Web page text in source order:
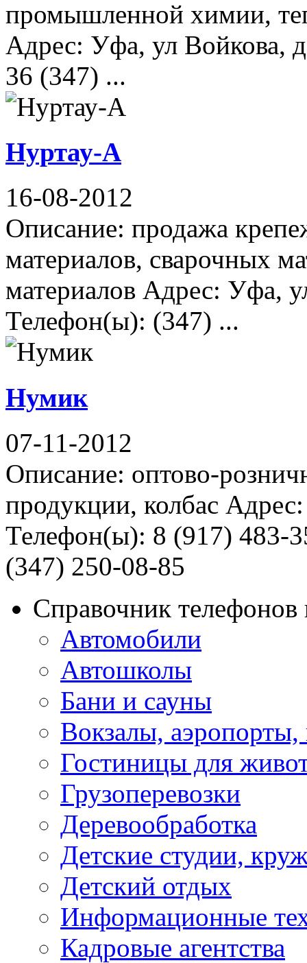
промышленной химии,
Адрес: Уфа, ул Войкова,
36 (347) ...
Нуртау-А
16-08-2012
Описание: продажа
материалов, сварочных
материалов Адрес: Уфа,
Телефон(ы): (347) ...
Нумик
07-11-2012
Описание: оптово-
продукции, колбас
Телефон(ы): 8 (917) 483-
(347) 250-08-85
Справочник
Автомобили
Автошколы
Бани и сауны
Вокзалы,
Гостиницы для
Грузоперевозки
Деревообработка
Детские студии,
Детский отдых
Информационные
Кадровые агентства